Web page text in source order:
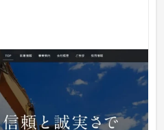
年に創業して以来、土木
ンに実績と信頼を構築して
コーポレートサイトの制作
リフォーム 51〜100万円